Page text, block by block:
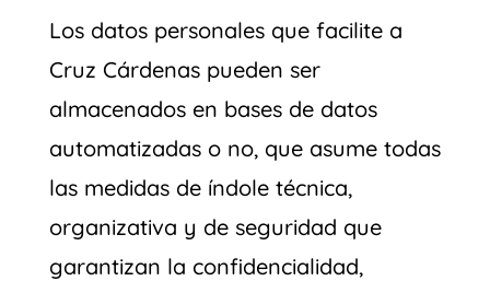
Los datos personales que facilite a
Cruz Cárdenas pueden ser
almacenados en bases de datos
automatizadas o no, que asume todas
las medidas de índole técnica,
organizativa y de seguridad que
garantizan la confidencialidad,